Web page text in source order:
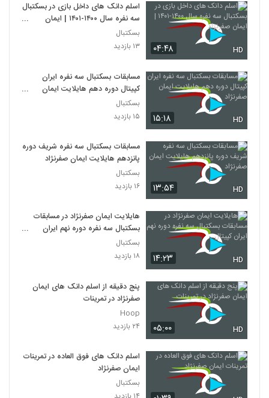
۰۴:۴۸ HD
اسلم دانک های داخل بازی در بسکتبال
سه نفره سال ۱۴۰۰-۱۴۰۱ | ایمان
صفرنژاد
بسکتبال
۱۳ بازدید
۱۵:۱۸ HD
مسابقات بسکتبال سه نفره ایران
کپیتال دوره دهم هایلایت ایمان
صفرنژاد
بسکتبال
۱۵ بازدید
۱۳:۵۴ HD
مسابقات بسکتبال سه نفره شریف دوره
پانزدهم هایلایت ایمان صفرنژاد
بسکتبال
۱۶ بازدید
۱۴:۲۳ HD
هایلایت ایمان صفرنژاد در مسابقات
بسکتبال سه نفره دوره نهم ایران
کپیتال
بسکتبال
۱۸ بازدید
۰۵:۰۰ HD
پنج دقیقه از اسلم دانک های ایمان
صفرنژاد در تمرینات
Hoop
۲۴ بازدید
اسلم دانک های فوق العاده در تمرینات
ایمان صفرنژاد
بسکتبال